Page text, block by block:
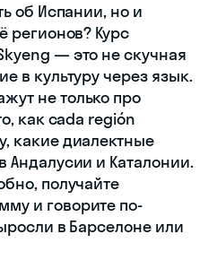
об Испании, но и
регионов? Курс
— это не скучная
в культуру через язык.
не только про
как cada región
какие диалектные
Андалусии и Каталонии.
получайте
и говорите по-
в Барселоне или